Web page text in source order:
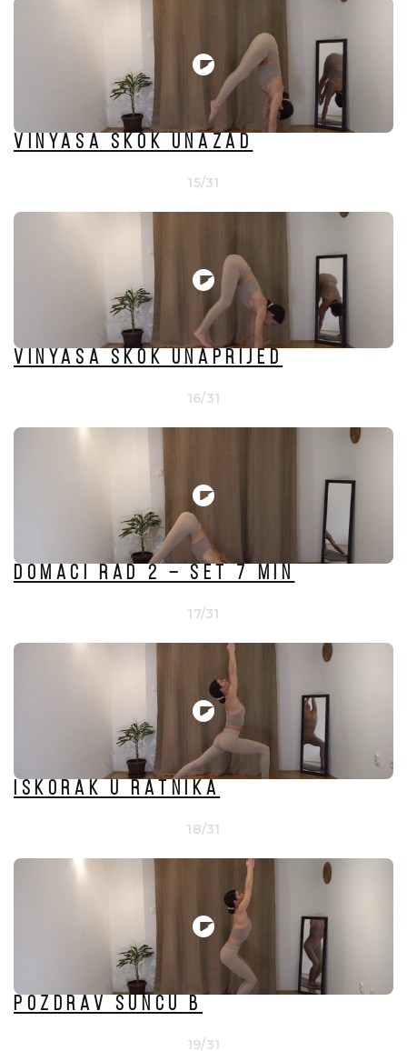
VINYASA SKOK UNAZAD
15/31
VINYASA SKOK UNAPRIJED
16/31
DOMAĆI RAD 2 – set 7 min
17/31
ISKORAK U RATNIKA
18/31
POZDRAV SUNCU B
19/31